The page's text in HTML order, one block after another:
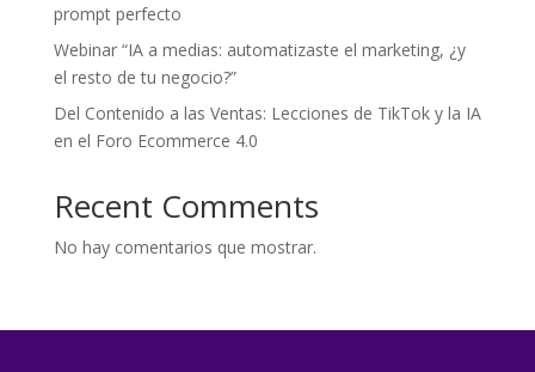
prompt perfecto
Webinar “IA a medias: automatizaste el marketing, ¿y
el resto de tu negocio?”
Del Contenido a las Ventas: Lecciones de TikTok y la IA
en el Foro Ecommerce 4.0
Recent Comments
No hay comentarios que mostrar.